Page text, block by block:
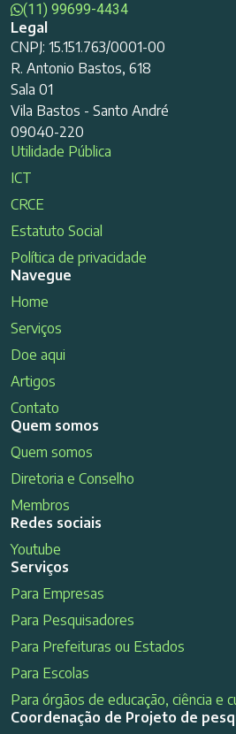
(11) 99699-4434
Legal
CNPJ: 15.151.763/0001-00
R. Antonio Bastos, 618
Sala 01
Vila Bastos - Santo André
09040-220
Utilidade Pública
ICT
CRCE
Estatuto Social
Política de privacidade
Navegue
Home
Serviços
Doe aqui
Artigos
Contato
Quem somos
Quem somos
Diretoria e Conselho
Membros
Redes sociais
Youtube
Serviços
Para Empresas
Para Pesquisadores
Para Prefeituras ou Estados
Para Escolas
Para órgãos de educação, ciência e
Coordenação de Projeto de